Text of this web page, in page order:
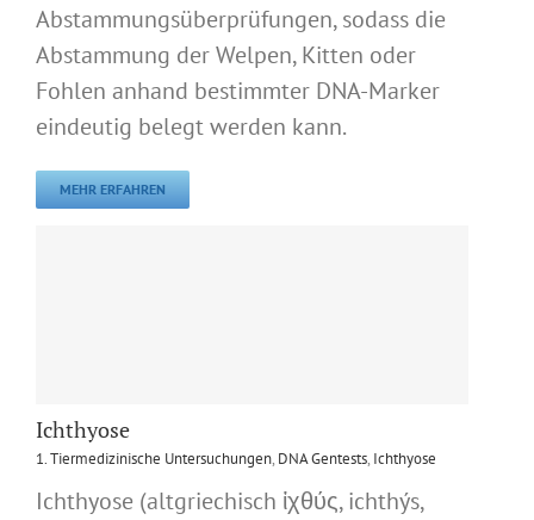
Abstammungsüberprüfungen, sodass die
Abstammung der Welpen, Kitten oder
Fohlen anhand bestimmter DNA-Marker
eindeutig belegt werden kann.
MEHR ERFAHREN
Ichthyose
1. Tiermedizinische Untersuchungen, DNA Gentests, Ichthyose
Ichthyose (altgriechisch ἰχθύς, ichthýs,